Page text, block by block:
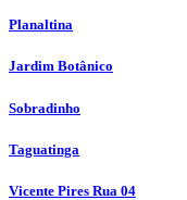
Planaltina
Jardim Botânico
Sobradinho
Taguatinga
Vicente Pires Rua 04